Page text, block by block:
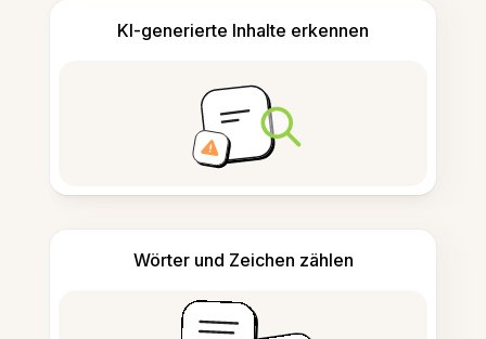
KI-generierte Inhalte erkennen
Wörter und Zeichen zählen